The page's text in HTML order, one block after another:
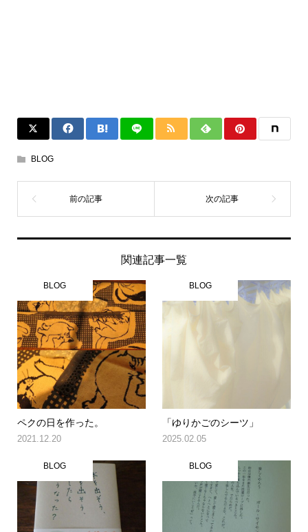
BLOG
関連記事一覧
BLOG
ペクの日を作った。
2021.12.20
BLOG
「ゆりかごのシーツ」
2025.02.05
BLOG BLOG